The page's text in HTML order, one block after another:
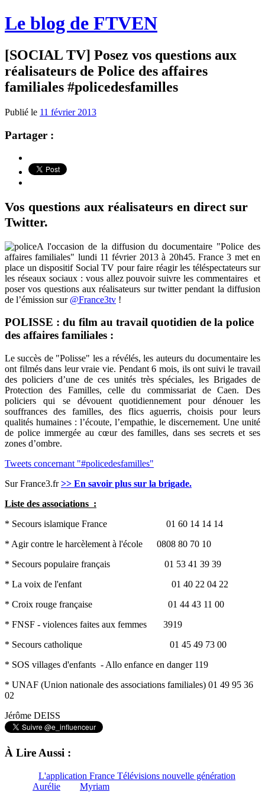
Le blog de FTVEN
[SOCIAL TV] Posez vos questions aux
réalisateurs de Police des affaires
familiales #policedesfamilles
Publié le 11 février 2013
Partager :
Vos questions aux réalisateurs en direct sur
Twitter.
A l'occasion de la diffusion du documentaire "Police des
affaires familiales" lundi 11 février 2013 à 20h45. France 3 met en
place un dispositif Social TV pour faire réagir les téléspectateurs sur
les réseaux sociaux : vous allez pouvoir suivre les commentaires et
poser vos questions aux réalisateurs sur twitter pendant la diffusion
de l’émission sur @France3tv !
POLISSE : du film au travail quotidien de la police
des affaires familiales :
Le succès de "Polisse" les a révélés, les auteurs du documentaire les
ont filmés dans leur vraie vie. Pendant 6 mois, ils ont suivi le travail
des policiers d’une de ces unités très spéciales, les Brigades de
Protection des Familles, celle du commissariat de Caen. Des
policiers qui se dévouent quotidiennement pour dénouer les
souffrances des familles, des flics aguerris, choisis pour leurs
qualités humaines : l’écoute, l’empathie, le discernement. Une unité
de police immergée au cœur des familles, dans ses secrets et ses
zones d’ombre.
Tweets concernant "#policedesfamilles"
Sur France3.fr>> En savoir plus sur la brigade.
Liste des associations :
* Secours islamique France 01 60 14 14 14
* Agir contre le harcèlement à l'école 0808 80 70 10
* Secours populaire français 01 53 41 39 39
* La voix de l'enfant 01 40 22 04 22
* Croix rouge française 01 44 43 11 00
* FNSF - violences faites aux femmes 3919
* Secours catholique 01 45 49 73 00
* SOS villages d'enfants - Allo enfance en danger 119
* UNAF (Union nationale des associations familiales) 01 49 95 36
02
Jérôme DEISS
À Lire Aussi :
L'application France Télévisions nouvelle génération
Aurélie
Myriam